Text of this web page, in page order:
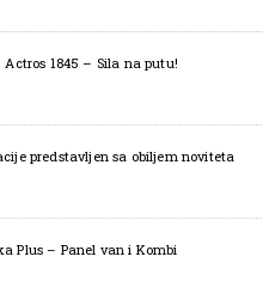
1845 – Sila na putu!
predstavljen sa obiljem noviteta
Plus – Panel van i Kombi